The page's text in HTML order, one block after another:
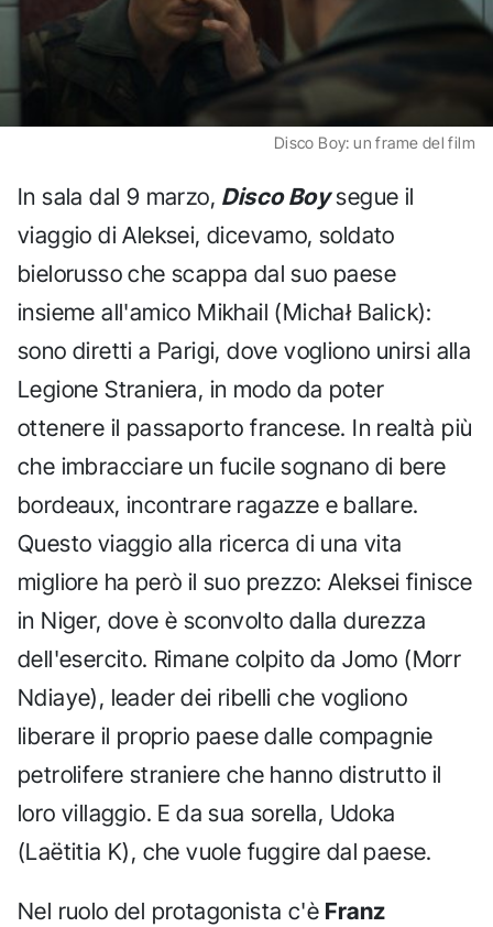
Disco Boy: un frame del film
In sala dal 9 marzo, Disco Boysegue il
viaggio di Aleksei, dicevamo, soldato
bielorusso che scappa dal suo paese
insieme all'amico Mikhail (Michał Balick):
sono diretti a Parigi, dove vogliono unirsi alla
Legione Straniera, in modo da poter
ottenere il passaporto francese. In realtà più
che imbracciare un fucile sognano di bere
bordeaux, incontrare ragazze e ballare.
Questo viaggio alla ricerca di una vita
migliore ha però il suo prezzo: Aleksei finisce
in Niger, dove è sconvolto dalla durezza
dell'esercito. Rimane colpito da Jomo (Morr
Ndiaye), leader dei ribelli che vogliono
liberare il proprio paese dalle compagnie
petrolifere straniere che hanno distrutto il
loro villaggio. E da sua sorella, Udoka
(Laëtitia K), che vuole fuggire dal paese.
Nel ruolo del protagonista c'è Franz